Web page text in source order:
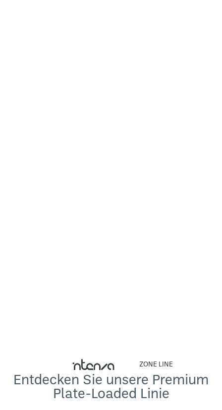
ZONE LINE
Entdecken Sie unsere Premium
Plate-Loaded Linie